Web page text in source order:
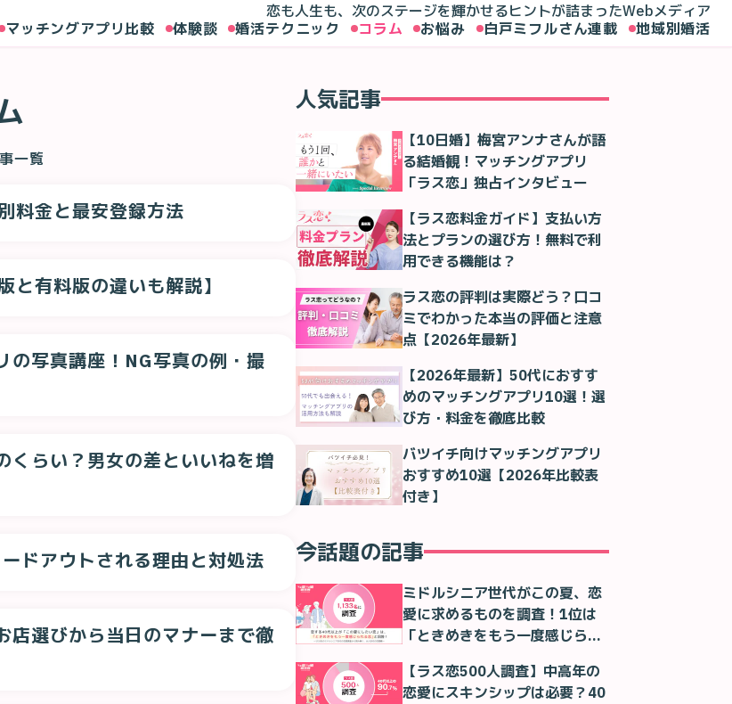
恋も人生も、次のステージを輝かせるヒントが詰まったWebメディア
マッチングアプリ比較 体験談 婚活テクニック コラム お悩み 白戸ミフルさん連載 地域別婚活
一覧
料金と最安登録方法
有料版の違いも解説】
の写真講座！NG写真の例・撮
くらい？男女の差といいねを増
ドアウトされる理由と対処法
店選びから当日のマナーまで徹
人気記事
【10日婚】梅宮アンナさんが語
る結婚観！マッチングアプリ
「ラス恋」独占インタビュー
【ラス恋料金ガイド】支払い方
法とプランの選び方！無料で利
用できる機能は？
ラス恋の評判は実際どう？口コ
ミでわかった本当の評価と注意
点【2026年最新】
【2026年最新】50代におすす
めのマッチングアプリ10選！選
び方・料金を徹底比較
バツイチ向けマッチングアプリ
おすすめ10選【2026年比較表
付き】
今話題の記事
ミドルシニア世代がこの夏、恋
愛に求めるものを調査！1位は
「ときめきをもう一度感じられ
【ラス恋500人調査】中高年の
恋愛にスキンシップは必要？40